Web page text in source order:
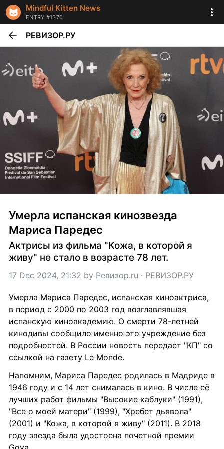
Mindful Kitten News
ENTRY #1370
РЕВИЗОР.РУ
Умерла испанская кинозвезда
Мариса Паредес
Актрисы из фильма "Кожа, в которой я
живу" не стало в возрасте 78 лет.
17 Dec 2024, 21:32 by Ревизор.ru · РЕВИЗОР.РУ
Умерла Мариса Паредес, испанская киноактриса,
в период с 2000 по 2003 год возглавлявшая
испанскую киноакадемию. О смерти 78-летней
кинодивы сообщило именно это учреждение без
подробностей. В России новость передает "КП" со
ссылкой на газету Le Monde.
Напомним, Мариса Паредес родилась в Мадриде в
1946 году и с 14 лет снималась в кино. В числе её
лучших работ фильмы "Высокие каблуки" (1991),
"Все о моей матери" (1999), "Хребет дьявола"
(2001) и "Кожа, в которой я живу" (2011). В 2018
году звезда была удостоена почетной премии